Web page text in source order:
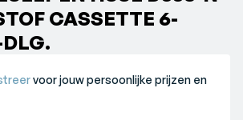
CASSETTE 6-
voor jouw persoonlijke prijzen en